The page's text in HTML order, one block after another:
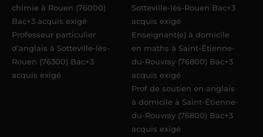
chimie à Rouen (76000)
Bac+3 acquis exigé
Professeur particulier
d'anglais à Sotteville-lès-
Rouen (76300) Bac+3
acquis exigé
Sotteville-lès-Rouen Bac+3
acquis exigé
Enseignant(e) à domicile
en maths à Saint-Étienne-
du-Rouvray (76800) Bac+3
acquis exigé
Prof de soutien en anglais
à domicile à Saint-Étienne-
du-Rouvray (76800) Bac+3
acquis exigé